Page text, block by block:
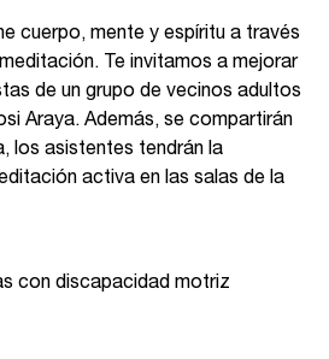
cuerpo, mente y espíritu a través
Te invitamos a mejorar
de un grupo de vecinos adultos
Araya. Además, se compartirán
los asistentes tendrán la
activa en las salas de la
con discapacidad motriz